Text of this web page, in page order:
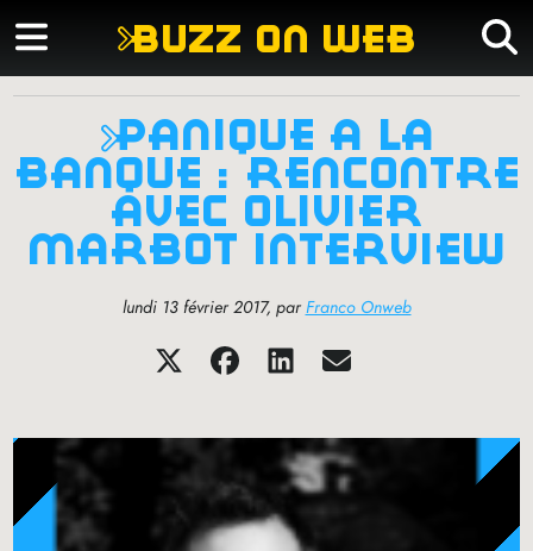
buzz on web
panique à la
banque : rencontre
avec olivier
marbot interview
lundi 13 février 2017, parFranco Onweb